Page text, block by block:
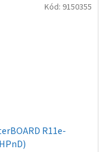
R11e-
Kód: 9150355